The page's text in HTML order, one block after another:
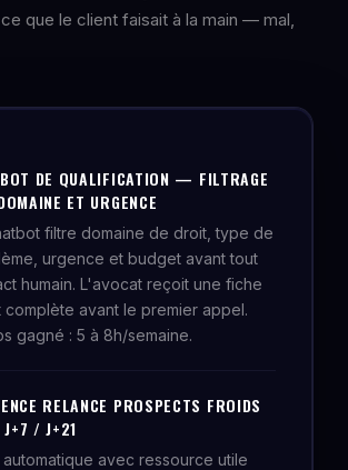
que le client faisait à la main — mal,
DE QUALIFICATION — FILTRAGE
ET URGENCE
filtre domaine de droit, type de
urgence et budget avant tout
humain. L'avocat reçoit une fiche
complète avant le premier appel.
gagné : 5 à 8h/semaine.
RELANCE PROSPECTS FROIDS
/ J+21
automatique avec ressource utile